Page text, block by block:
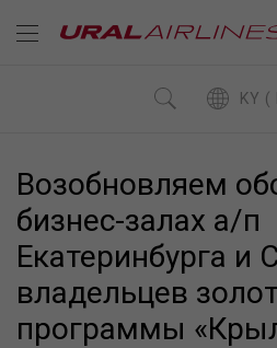
Возобновляем
бизнес-залах а/п
Екатеринбурга и
владельцев
программы